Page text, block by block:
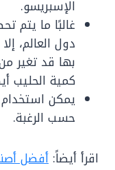
الإسبريسو.
غالبًا ما يتم
دول العالم،
بها قد تغير
كمية الحليب
يمكن استخدام
حسب الرغبة.
اقرأ أيضاً: أفضل